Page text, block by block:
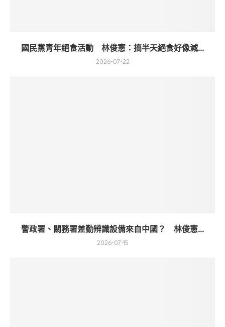
國民黨青年絕食活動 林俊憲：搞半天絕食好像減...
2026-07-22
警政署、關務署差勤辨識設備來自中國？ 林俊憲...
2026-07-15